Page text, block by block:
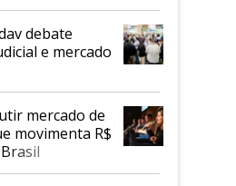
debate
e mercado
mercado de
movimenta R$